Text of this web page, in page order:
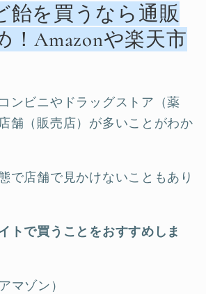
飴を買うなら通販
！Amazonや楽天市
ンビニやドラッグストア（薬
舗（販売店）が多いことがわか
で店舗で見かけないこともあり
トで買うことをおすすめしま
マゾン）